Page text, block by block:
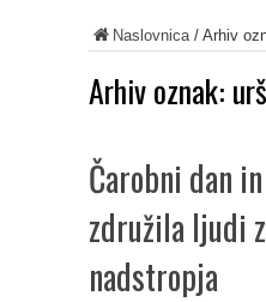
Naslovnica/ Arhiv
Arhiv oznak:
Čarobni dan
združila ljudi
nadstropja